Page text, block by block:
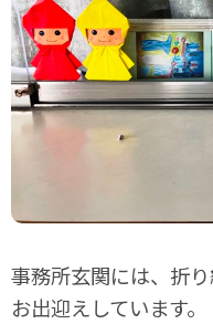
事務所玄関には、折
お出迎えしています。